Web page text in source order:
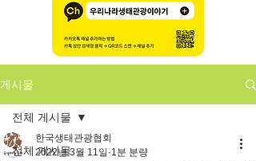
게시물
전체 게시물
전체 게시물
한국생태관광협회
2022년 3월 11일 1분 분량